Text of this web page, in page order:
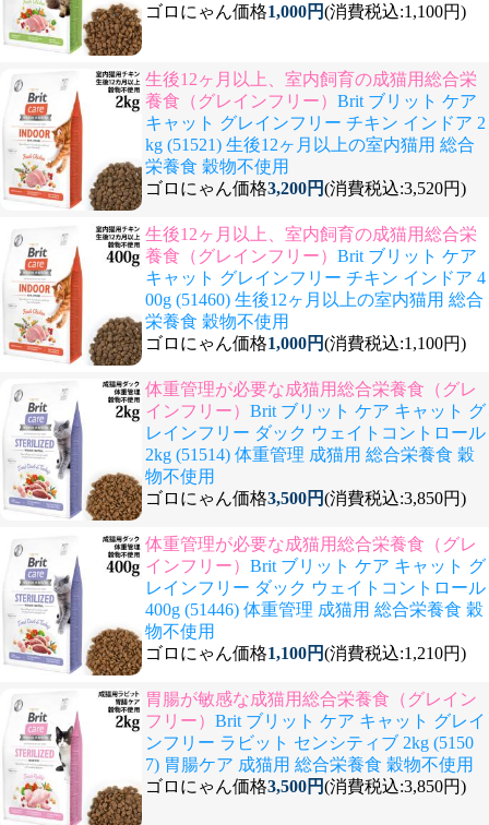
ゴロにゃん価格1,000円(消費税込:1,100円)
生後12ヶ月以上、室内飼育の成猫用総合栄
養食（グレインフリー） Brit ブリット ケア
キャット グレインフリー チキン インドア 2
kg (51521) 生後12ヶ月以上の室内猫用 総合
栄養食 穀物不使用
ゴロにゃん価格3,200円(消費税込:3,520円)
生後12ヶ月以上、室内飼育の成猫用総合栄
養食（グレインフリー） Brit ブリット ケア
キャット グレインフリー チキン インドア 4
00g (51460) 生後12ヶ月以上の室内猫用 総合
栄養食 穀物不使用
ゴロにゃん価格1,000円(消費税込:1,100円)
体重管理が必要な成猫用総合栄養食（グレ
インフリー） Brit ブリット ケア キャット グ
レインフリー ダック ウェイトコントロール
2kg (51514) 体重管理 成猫用 総合栄養食 穀
物不使用
ゴロにゃん価格3,500円(消費税込:3,850円)
体重管理が必要な成猫用総合栄養食（グレ
インフリー） Brit ブリット ケア キャット グ
レインフリー ダック ウェイトコントロール
400g (51446) 体重管理 成猫用 総合栄養食 穀
物不使用
ゴロにゃん価格1,100円(消費税込:1,210円)
胃腸が敏感な成猫用総合栄養食（グレイン
フリー） Brit ブリット ケア キャット グレイ
ンフリー ラビット センシティブ 2kg (5150
7) 胃腸ケア 成猫用 総合栄養食 穀物不使用
ゴロにゃん価格3,500円(消費税込:3,850円)